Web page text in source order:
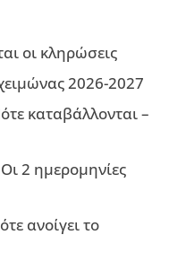
οι κληρώσεις
2026-2027
καταβάλλονται –
2 ημερομηνίες
ανοίγει το